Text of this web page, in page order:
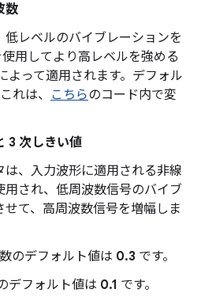
数
低レベルのバイブレーションを
用してより高レベルを強める
よって適用されます。デフォル
れは、 こちらのコード内で変
3 次しきい値
は、入力波形に適用される非線
用され、低周波数信号のバイブ
せて、高周波数信号を増幅しま
のデフォルト値は 0.3 です。
デフォルト値は 0.1 です。